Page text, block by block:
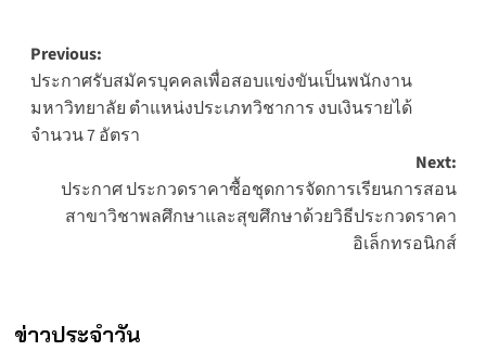
Post
navigation
Previous:
ประกาศรับสมัครบุคคลเพื่อสอบแข่งขันเป็นพนักงาน
มหาวิทยาลัย ตำแหน่งประเภทวิชาการ งบเงินรายได้
จำนวน 7 อัตรา
Next:
ประกาศ ประกวดราคาซื้อชุดการจัดการเรียนการสอน
สาขาวิชาพลศึกษาและสุขศึกษาด้วยวิธีประกวดราคา
อิเล็กทรอนิกส์
ข่าวประจำวัน